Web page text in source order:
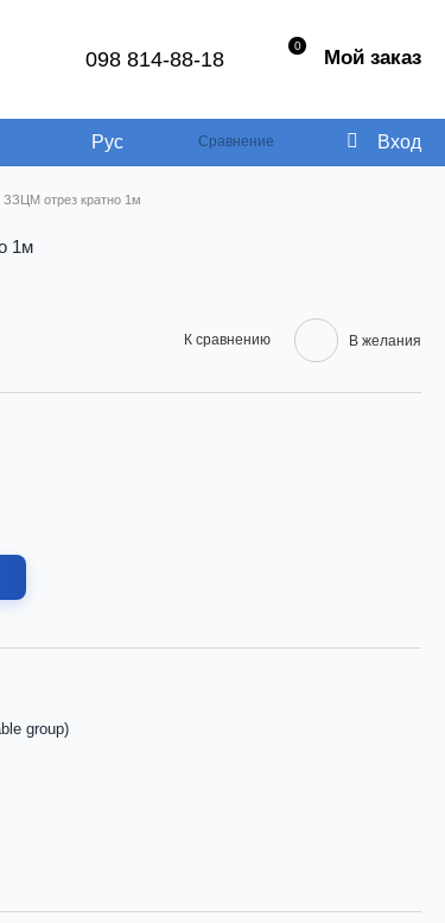
098 814-88-18
0 Мой заказ
Рус Сравнение Вход
ЗЗЦМ отрез кратно 1м
1м
К сравнению В желания
group)